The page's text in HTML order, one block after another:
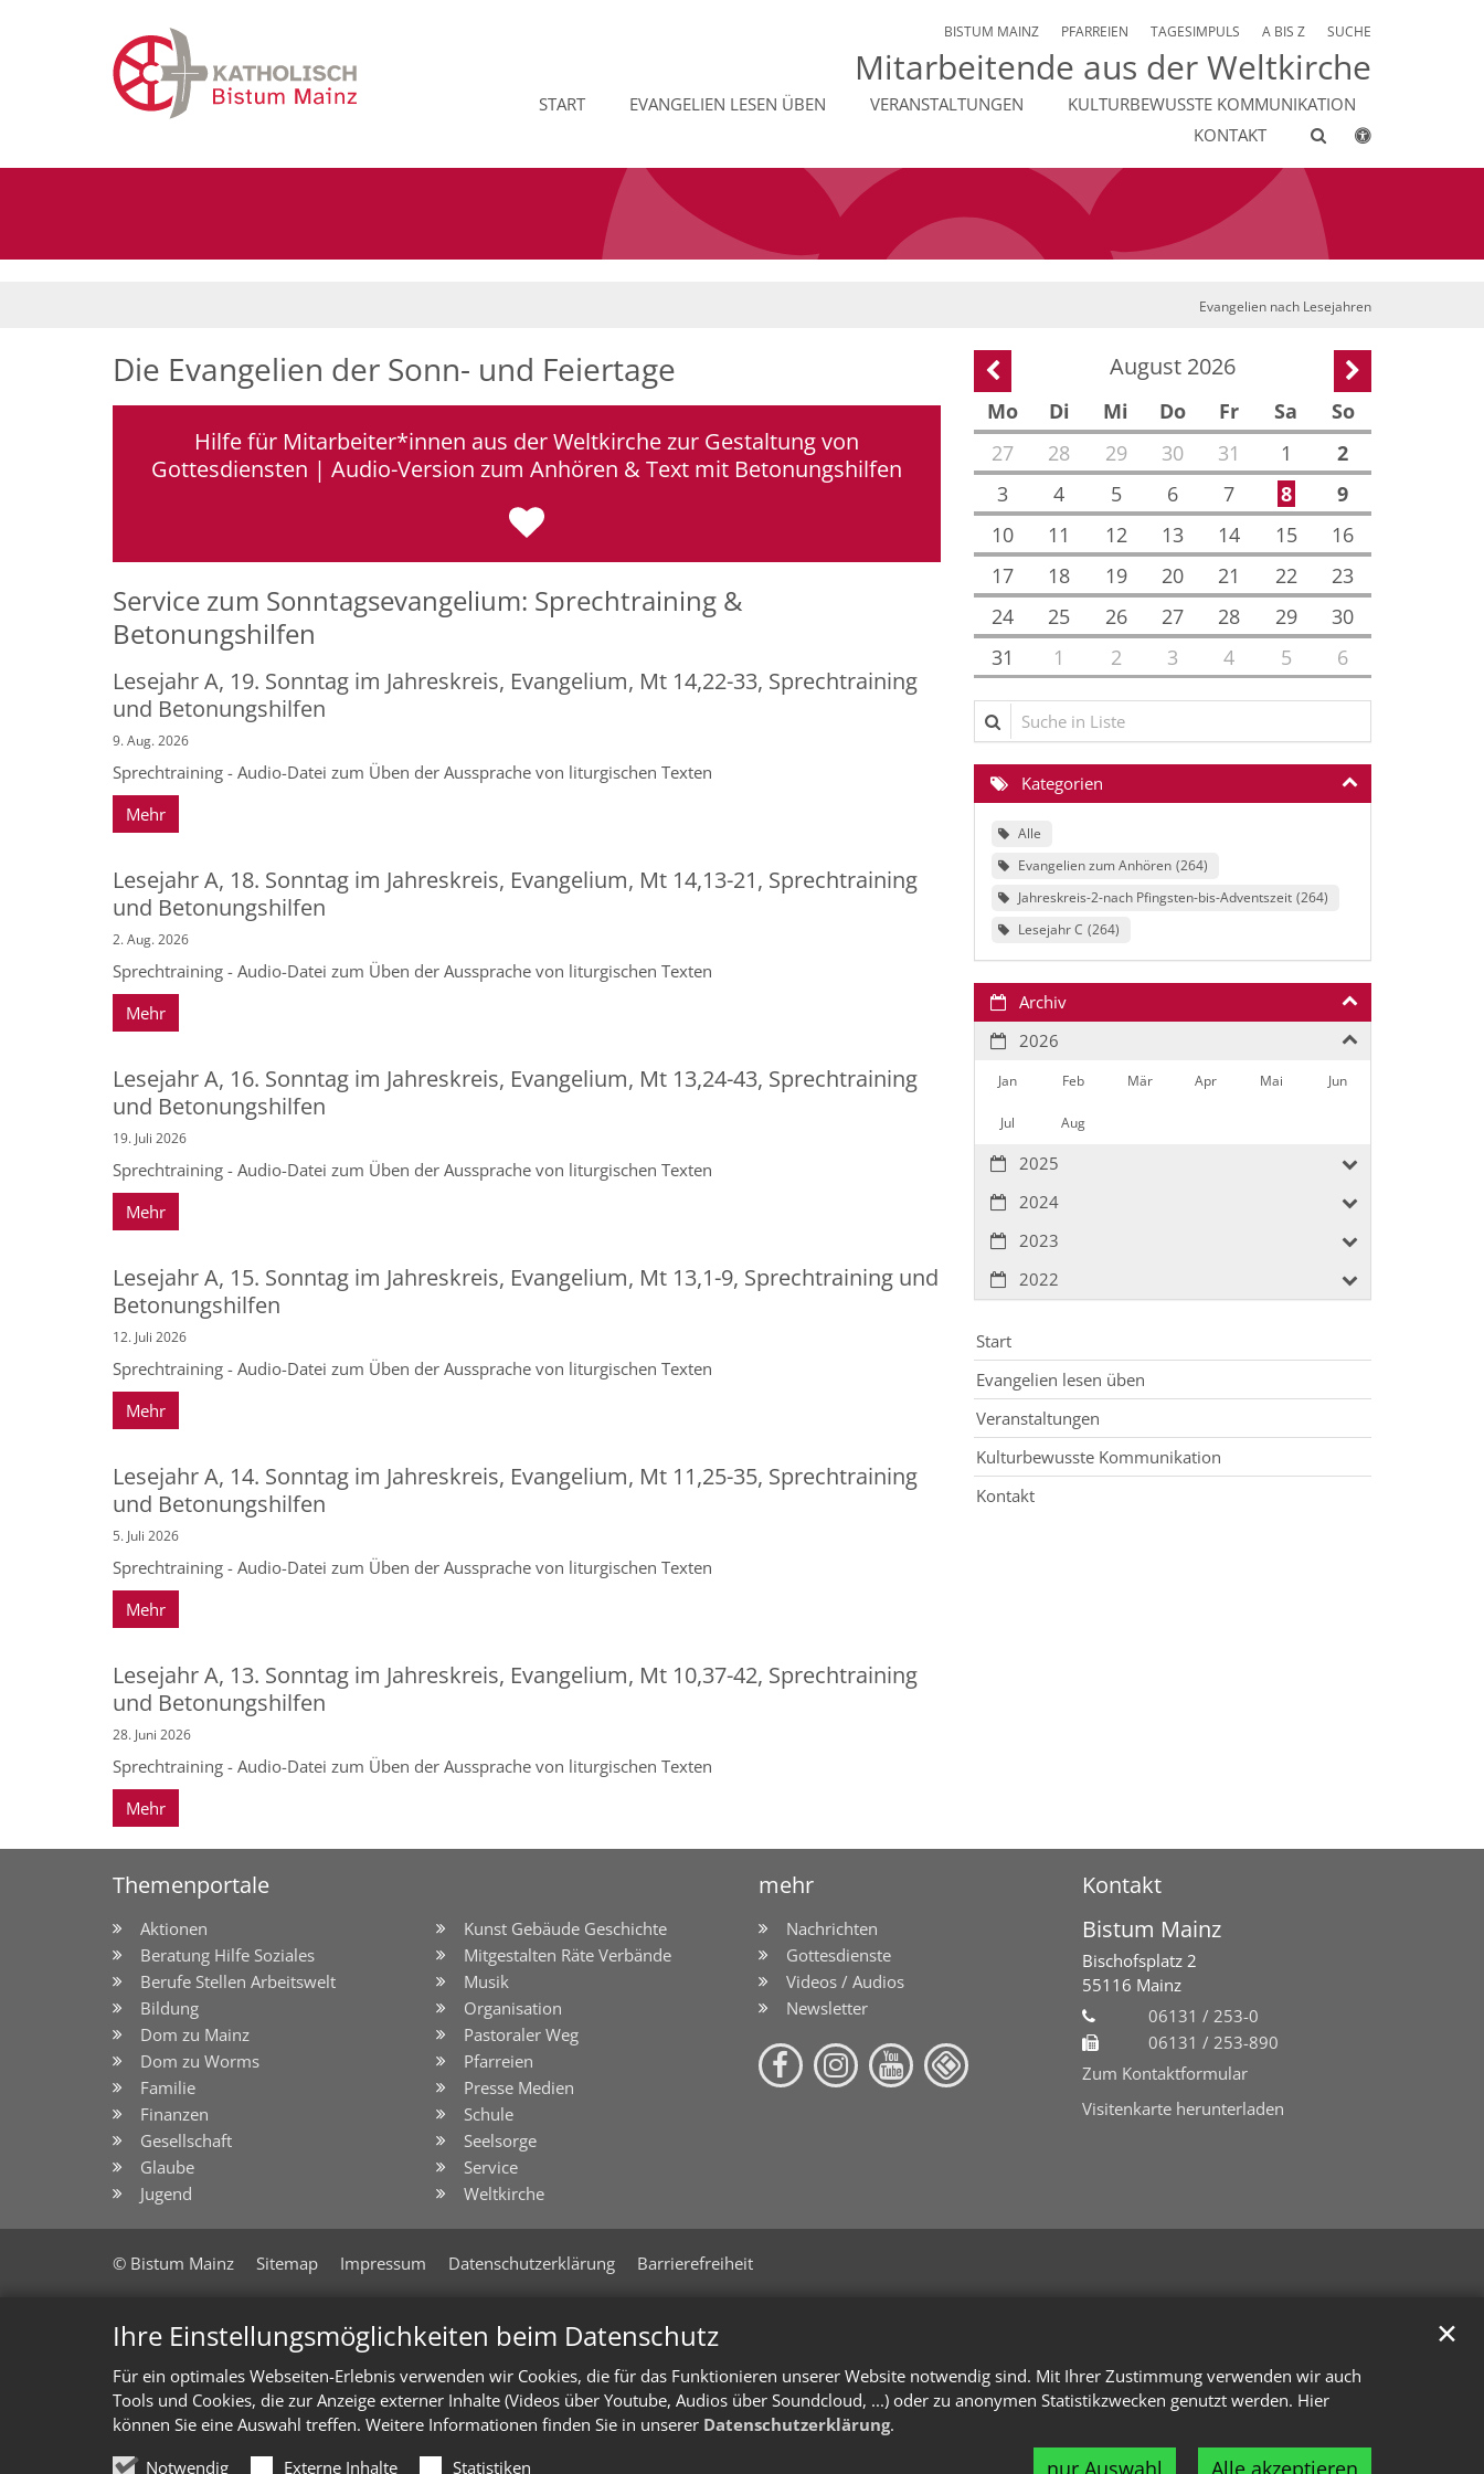
Ihre Einstellungsmöglichkeiten beim Datenschutz
Für ein optimales Webseiten-Erlebnis verwenden wir Cookies, die für das Funktionieren unserer Website notwendig sind. Mit Ihrer Zustimmung verwenden wir auch
Tools und Cookies, die zur Anzeige externer Inhalte (Videos über Youtube, Audios über Soundcloud, ...) oder zu anonymen Statistikzwecken genutzt werden. Hier
können Sie eine Auswahl treffen. Weitere Informationen finden Sie in unserer Datenschutzerklärung.
Notwendig
Externe Inhalte Statistiken nur Auswahl Alle akzeptieren
✕
BISTUM MAINZ PFARREIEN TAGESIMPULS A BIS Z SUCHE
Mitarbeitende aus der Weltkirche
START EVANGELIEN LESEN ÜBEN VERANSTALTUNGEN
KULTURBEWUSSTE KOMMUNIKATION
KONTAKT
Evangelien nach Lesejahren
Die Evangelien der Sonn- und Feiertage
Hilfe für Mitarbeiter*innen aus der Weltkirche zur Gestaltung von
Gottesdiensten | Audio-Version zum Anhören & Text mit Betonungshilfen
Service zum Sonntagsevangelium: Sprechtraining &
Betonungshilfen
Lesejahr A, 19. Sonntag im Jahreskreis, Evangelium, Mt 14,22-33, Sprechtraining
und Betonungshilfen
9. Aug. 2026
Sprechtraining - Audio-Datei zum Üben der Aussprache von liturgischen Texten
Mehr
Lesejahr A, 18. Sonntag im Jahreskreis, Evangelium, Mt 14,13-21, Sprechtraining
und Betonungshilfen
2. Aug. 2026
Sprechtraining - Audio-Datei zum Üben der Aussprache von liturgischen Texten
Mehr
Lesejahr A, 16. Sonntag im Jahreskreis, Evangelium, Mt 13,24-43, Sprechtraining
und Betonungshilfen
19. Juli 2026
Sprechtraining - Audio-Datei zum Üben der Aussprache von liturgischen Texten
Mehr
Lesejahr A, 15. Sonntag im Jahreskreis, Evangelium, Mt 13,1-9, Sprechtraining und
Betonungshilfen
12. Juli 2026
Sprechtraining - Audio-Datei zum Üben der Aussprache von liturgischen Texten
Mehr
Lesejahr A, 14. Sonntag im Jahreskreis, Evangelium, Mt 11,25-35, Sprechtraining
und Betonungshilfen
5. Juli 2026
Sprechtraining - Audio-Datei zum Üben der Aussprache von liturgischen Texten
Mehr
Lesejahr A, 13. Sonntag im Jahreskreis, Evangelium, Mt 10,37-42, Sprechtraining
und Betonungshilfen
28. Juni 2026
Sprechtraining - Audio-Datei zum Üben der Aussprache von liturgischen Texten
Mehr
Vorherige SeiteAugust 2026 Nächste Seite
Mo Di Mi Do Fr Sa
So
27
28 29 30 31 1
2
3
4 5 6 7 8
9
10
11 12 13 14 15
16
17
18 19 20 21 22
23
24
25 26 27 28 29
30
31
1 2 3 4 5 6
Suche in Liste
Kategorien
Alle
Evangelien zum Anhören 264
Jahreskreis-2-nach Pfingsten-bis-Adventszeit 264
Lesejahr C 264
Archiv
2026
Jan Feb Mär Apr Mai Jun
Jul Aug
2025
2024
2023
2022
Start
Evangelien lesen üben
Veranstaltungen
Kulturbewusste Kommunikation
Kontakt
Themenportale mehr Kontakt
Aktionen
Beratung Hilfe Soziales
Berufe Stellen Arbeitswelt
Bildung
Dom zu Mainz
Dom zu Worms
Familie
Finanzen
Gesellschaft
Glaube
Jugend
Kunst Gebäude Geschichte
Mitgestalten Räte Verbände
Musik
Organisation
Pastoraler Weg
Pfarreien
Presse Medien
Schule
Seelsorge
Service
Weltkirche
Nachrichten
Gottesdienste
Videos / Audios
Newsletter
Bistum Mainz
Bischofsplatz 2
55116 Mainz
06131 / 253-0
06131 / 253-890
Zum Kontaktformular
Visitenkarte herunterladen
© Bistum Mainz Sitemap Impressum Datenschutzerklärung Barrierefreiheit